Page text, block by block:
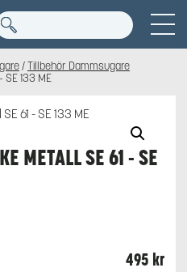
/Tillbehör Dammsugare
SE 133 ME
METALL SE 61 - SE
495 kr